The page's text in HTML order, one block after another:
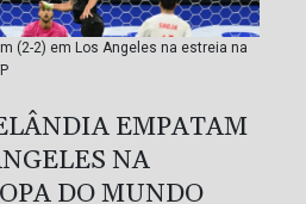
(2-2) em Los Angeles na estreia na
EMPATAM
NA
DO MUNDO